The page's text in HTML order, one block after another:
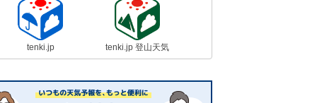
tenki.jp tenki.jp 登山天気